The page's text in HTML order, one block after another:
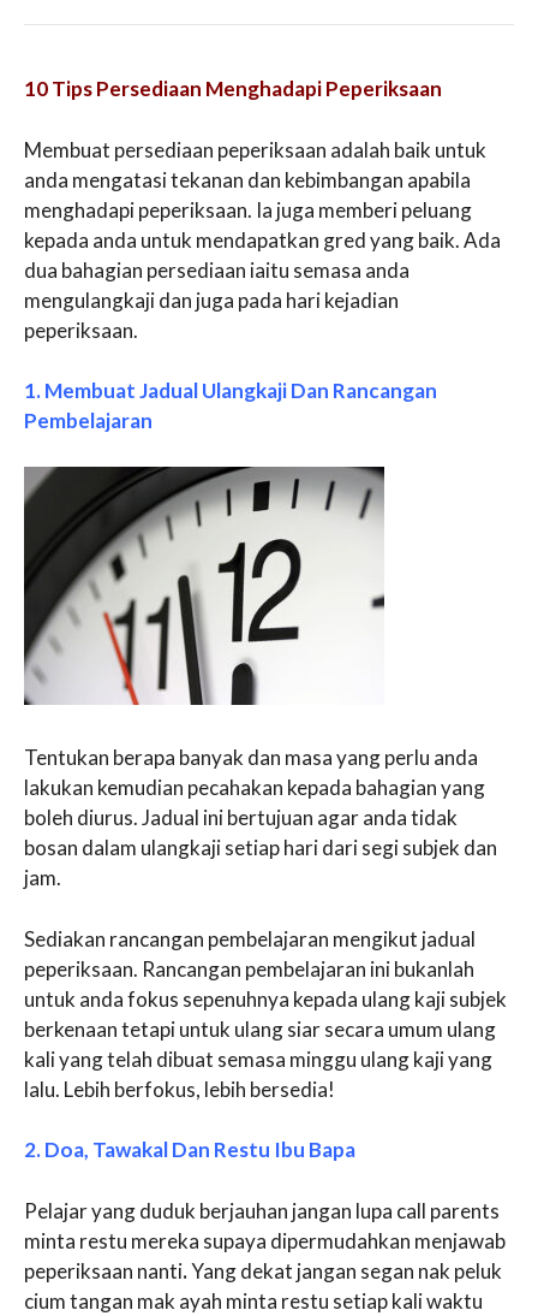
10 Tips Persediaan Menghadapi Peperiksaan
Membuat persediaan peperiksaan adalah baik untuk
anda mengatasi tekanan dan kebimbangan apabila
menghadapi peperiksaan. Ia juga memberi peluang
kepada anda untuk mendapatkan gred yang baik. Ada
dua bahagian persediaan iaitu semasa anda
mengulangkaji dan juga pada hari kejadian
peperiksaan.
1. Membuat Jadual Ulangkaji Dan Rancangan
Pembelajaran
Tentukan berapa banyak dan masa yang perlu anda
lakukan kemudian pecahakan kepada bahagian yang
boleh diurus. Jadual ini bertujuan agar anda tidak
bosan dalam ulangkaji setiap hari dari segi subjek dan
jam.
Sediakan rancangan pembelajaran mengikut jadual
peperiksaan. Rancangan pembelajaran ini bukanlah
untuk anda fokus sepenuhnya kepada ulang kaji subjek
berkenaan tetapi untuk ulang siar secara umum ulang
kali yang telah dibuat semasa minggu ulang kaji yang
lalu. Lebih berfokus, lebih bersedia!
2. Doa, Tawakal Dan Restu Ibu Bapa
Pelajar yang duduk berjauhan jangan lupa call parents
minta restu mereka supaya dipermudahkan menjawab
peperiksaan nanti.Yang dekat jangan segan nak peluk
cium tangan mak ayah minta restu setiap kali waktu